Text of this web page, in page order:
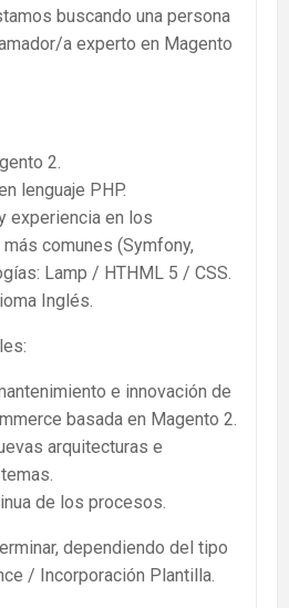
buscando una persona
a experto en Magento
2.
lenguaje PHP.
experiencia en los
comunes (Symfony,
Lamp / HTHML 5 / CSS.
Inglés.
e innovación de
basada en Magento 2.
arquitecturas e
de los procesos.
dependiendo del tipo
/ Incorporación Plantilla.